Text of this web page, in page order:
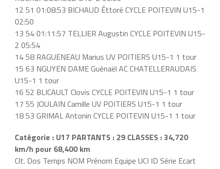
12 51 01:08:53 BICHAUD Éttoré CYCLE POITEVIN U15-1
02:50
13 54 01:11:57 TELLIER Augustin CYCLE POITEVIN U15-
2 05:54
14 58 RAGUENEAU Marius UV POITIERS U15-1 1 tour
15 63 NGUYEN DAME Guénaël AC CHATELLERAUDAIS
U15-1 1 tour
16 52 BLICAULT Clovis CYCLE POITEVIN U15-1 1 tour
17 55 JOULAIN Camille UV POITIERS U15-1 1 tour
18 53 GRIMAL Antonin CYCLE POITEVIN U15-1 1 tour
Catégorie : U17 PARTANTS : 29 CLASSES : 34,720
km/h pour 68,400 km
Clt. Dos Temps NOM Prénom Equipe UCI ID Série Ecart